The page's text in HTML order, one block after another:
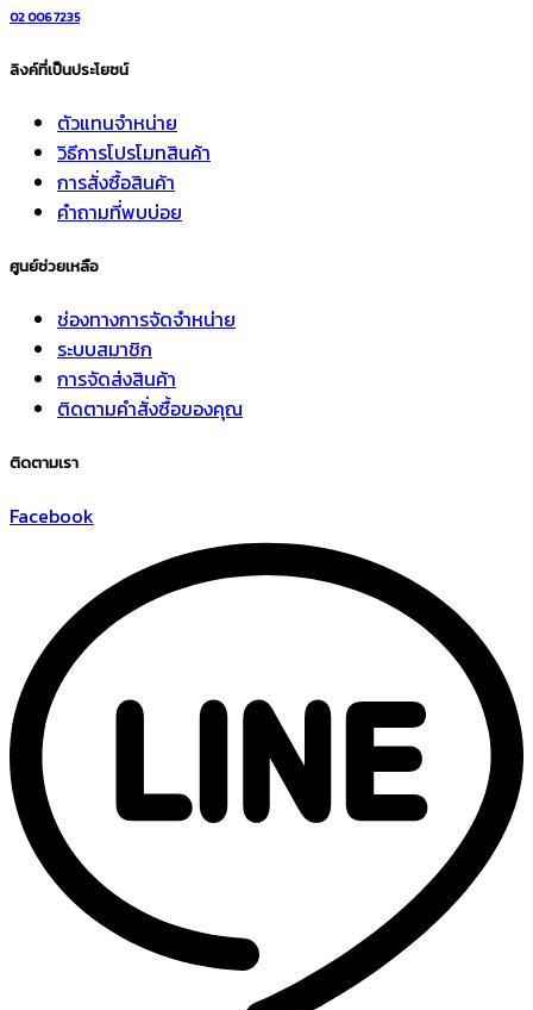
02 006 7235
ลิงค์ที่เป็นประโยชน์
ตัวแทนจำหน่าย
วิธีการโปรโมทสินค้า
การสั่งซื้อสินค้า
คำถามที่พบบ่อย
ศูนย์ช่วยเหลือ
ช่องทางการจัดจำหน่าย
ระบบสมาชิก
การจัดส่งสินค้า
ติดตามคำสั่งซื้อของคุณ
ติดตามเรา
Facebook